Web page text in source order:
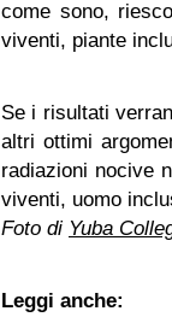
come sono,
viventi, piante
Se i risultati
altri ottimi
radiazioni nocive
viventi, uomo
Foto di Yuba
Leggi anche: